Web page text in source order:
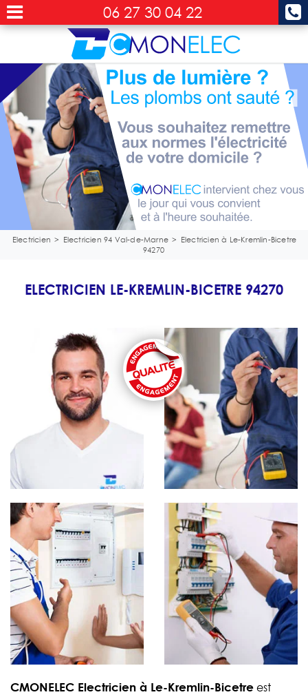
06 27 30 04 22
Electricien > Electricien 94 Val-de-Marne > Electricien à Le-Kremlin-Bicetre
94270
ELECTRICIEN LE-KREMLIN-BICETRE 94270
CMONELEC Electricien à Le-Kremlin-Bicetreest